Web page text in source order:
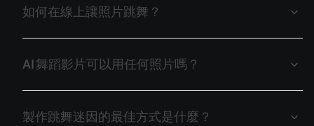
如何在線上讓照片跳舞？
AI 舞蹈影片可以用任何照片嗎？
製作跳舞迷因的最佳方式是什麼？